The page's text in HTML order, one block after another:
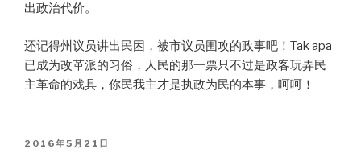
出政治代价。
还记得州议员讲出民困，被市议员围攻的政事吧！Tak apa
已成为改革派的习俗，人民的那一票只不过是政客玩弄民
主革命的戏具，你民我主才是执政为民的本事，呵呵！
POSTED
2016年5月21日